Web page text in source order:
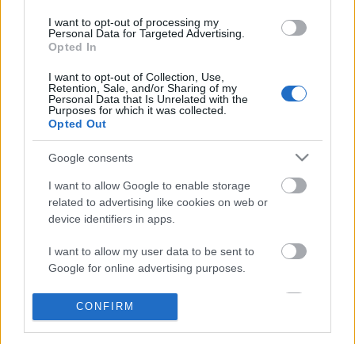
I want to opt-out of processing my
Personal Data for Targeted Advertising.
Opted In
I want to opt-out of Collection, Use,
Retention, Sale, and/or Sharing of my
Personal Data that Is Unrelated with the
Purposes for which it was collected.
Opted Out
Google consents
I want to allow Google to enable storage
related to advertising like cookies on web or
device identifiers in apps.
I want to allow my user data to be sent to
Google for online advertising purposes.
I want to allow Google to send me
personalized advertising.
CONFIRM
A Big Five csatahajói 03.
A standard csatahajók
savanyújóska•2025. július 07.